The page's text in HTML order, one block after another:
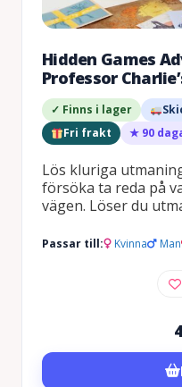
Hidden Games
Professor
✓ Finns i lager
Fri frakt
★ 90
Lös kluriga
försöka ta reda på
vägen. Löser du
Passar till: Kvinna Man